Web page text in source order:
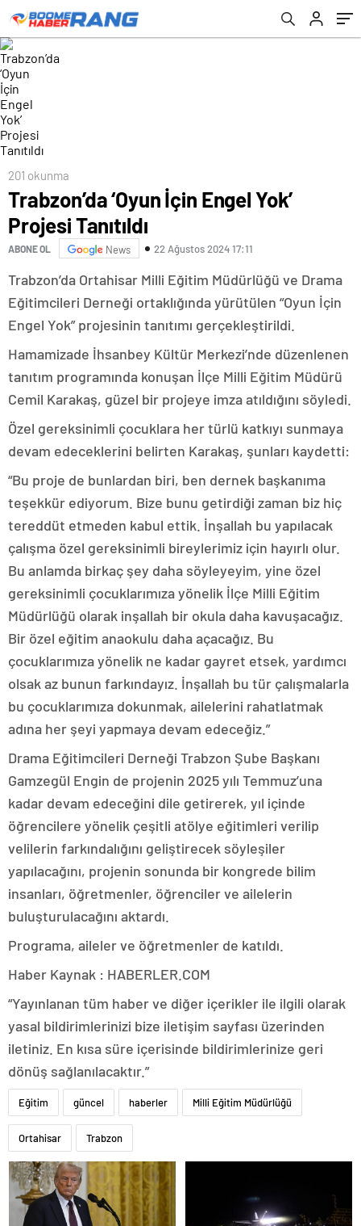
201 okunma
Trabzon’da ‘Oyun İçin Engel Yok’
Projesi Tanıtıldı
ABONE OL News 22 Ağustos 2024 17:11
Trabzon’da Ortahisar Milli Eğitim Müdürlüğü ve Drama
Eğitimcileri Derneği ortaklığında yürütülen “Oyun İçin
Engel Yok” projesinin tanıtımı gerçekleştirildi.
Hamamizade İhsanbey Kültür Merkezi’nde düzenlenen
tanıtım programında konuşan İlçe Milli Eğitim Müdürü
Cemil Karakaş, güzel bir projeye imza atıldığını söyledi.
Özel gereksinimli çocuklara her türlü katkıyı sunmaya
devam edeceklerini belirten Karakaş, şunları kaydetti:
“Bu proje de bunlardan biri, ben dernek başkanıma
teşekkür ediyorum. Bize bunu getirdiği zaman biz hiç
tereddüt etmeden kabul ettik. İnşallah bu yapılacak
çalışma özel gereksinimli bireylerimiz için hayırlı olur.
Bu anlamda birkaç şey daha söyleyeyim, yine özel
gereksinimli çocuklarımıza yönelik İlçe Milli Eğitim
Müdürlüğü olarak inşallah bir okula daha kavuşacağız.
Bir özel eğitim anaokulu daha açacağız. Bu
çocuklarımıza yönelik ne kadar gayret etsek, yardımcı
olsak az bunun farkındayız. İnşallah bu tür çalışmalarla
bu çocuklarımıza dokunmak, ailelerini rahatlatmak
adına her şeyi yapmaya devam edeceğiz.”
Drama Eğitimcileri Derneği Trabzon Şube Başkanı
Gamzegül Engin de projenin 2025 yılı Temmuz’una
kadar devam edeceğini dile getirerek, yıl içinde
öğrencilere yönelik çeşitli atölye eğitimleri verilip
velilerin farkındalığını geliştirecek söyleşiler
yapılacağını, projenin sonunda bir kongrede bilim
insanları, öğretmenler, öğrenciler ve ailelerin
buluşturulacağını aktardı.
Programa, aileler ve öğretmenler de katıldı.
Haber Kaynak : HABERLER.COM
“Yayınlanan tüm haber ve diğer içerikler ile ilgili olarak
yasal bildirimlerinizi bize iletişim sayfası üzerinden
iletiniz. En kısa süre içerisinde bildirimlerinize geri
dönüş sağlanılacaktır.”
Eğitim güncel haberler Milli Eğitim Müdürlüğü
Ortahisar Trabzon